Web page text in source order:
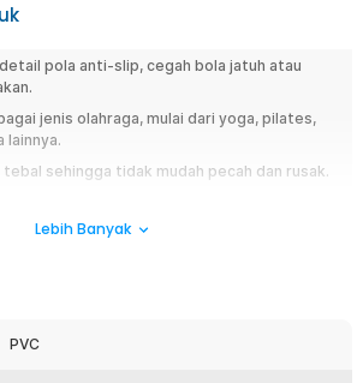
pola anti-slip, cegah bola jatuh atau
jenis olahraga, mulai dari yoga, pilates,
lainnya.
sehingga tidak mudah pecah dan rusak.
meningkatkan fleksibilitas dan
slip sehingga lebih aman digunakan untuk
Lebih Banyak
PVC